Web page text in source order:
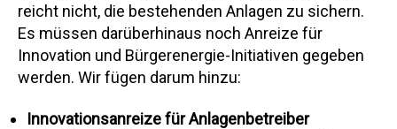
reicht nicht, die bestehenden Anlagen zu sichern.
Es müssen darüberhinaus noch Anreize für
Innovation und Bürgerenergie-Initiativen gegeben
werden. Wir fügen darum hinzu:
Innovationsanreize für Anlagenbetreiber